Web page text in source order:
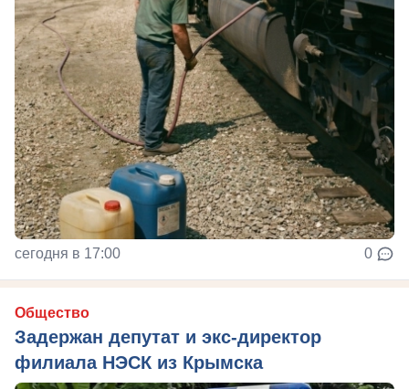
сегодня в 17:00 0
Общество
Задержан депутат и экс-директор
филиала НЭСК из Крымска